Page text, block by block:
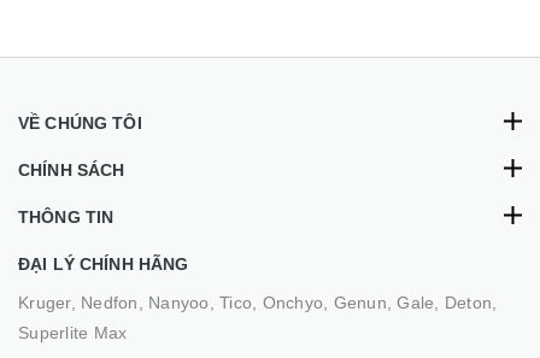
VỀ CHÚNG TÔI
CHÍNH SÁCH
THÔNG TIN
ĐẠI LÝ CHÍNH HÃNG
Kruger, Nedfon, Nanyoo, Tico, Onchyo, Genun, Gale, Deton,
Superlite Max